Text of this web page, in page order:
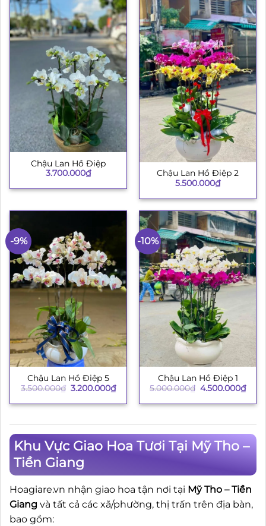
Chậu Lan Hồ Điệp
3.700.000₫
Chậu Lan Hồ Điệp 2
5.500.000₫
-9%
Chậu Lan Hồ Điệp 5
3.500.000₫ Giá
là:
3.200.000₫Giá
hiện
tại
-10%
Chậu Lan Hồ Điệp 1
5.000.000₫ Giá
là:
4.500.000₫Giá
hiện
tại
Khu Vực Giao Hoa Tươi Tại Mỹ Tho –
Tiền Giang
Hoagiare.vn nhận giao hoa tận nơi tại Mỹ Tho – Tiền
Giang và tất cả các xã/phường, thị trấn trên địa bàn,
bao gồm: